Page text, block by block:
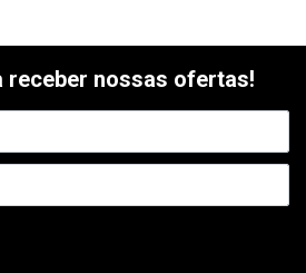
receber nossas ofertas!